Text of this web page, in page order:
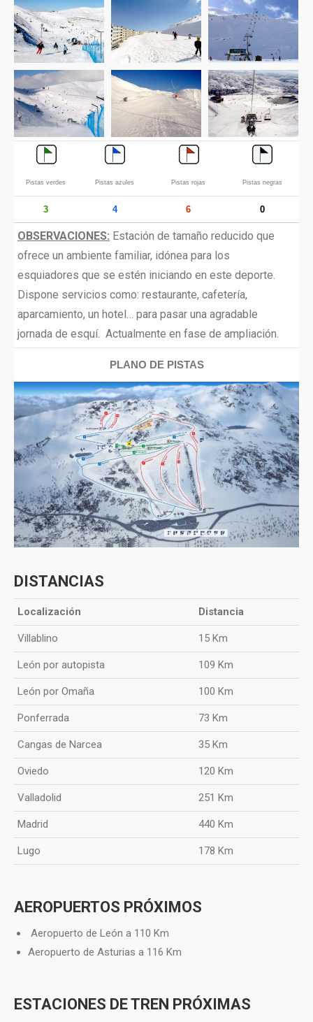
Pistas verdes Pistas azules Pistas rojas Pistas negras
3 4 6 0
OBSERVACIONES: Estación de tamaño reducido que
ofrece un ambiente familiar, idónea para los
esquiadores que se estén iniciando en este deporte.
Dispone servicios como: restaurante, cafetería,
aparcamiento, un hotel… para pasar una agradable
jornada de esquí. Actualmente en fase de ampliación.
PLANO DE PISTAS
DISTANCIAS
Localización Distancia
Villablino 15 Km
León por autopista 109 Km
León por Omaña 100 Km
Ponferrada 73 Km
Cangas de Narcea 35 Km
Oviedo 120 Km
Valladolid 251 Km
Madrid 440 Km
Lugo 178 Km
AEROPUERTOS PRÓXIMOS
Aeropuerto de León a 110 Km
Aeropuerto de Asturias a 116 Km
ESTACIONES DE TREN PRÓXIMAS